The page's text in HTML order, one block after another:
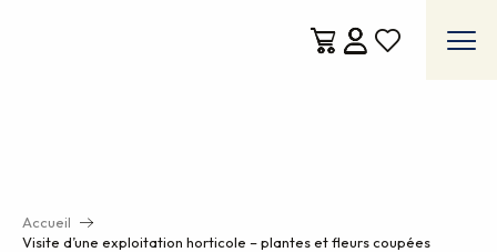
Accueil
Visite d’une exploitation horticole – plantes et fleurs coupées